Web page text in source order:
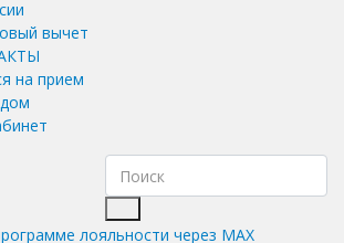
вычет
на прием
лояльности через MAX